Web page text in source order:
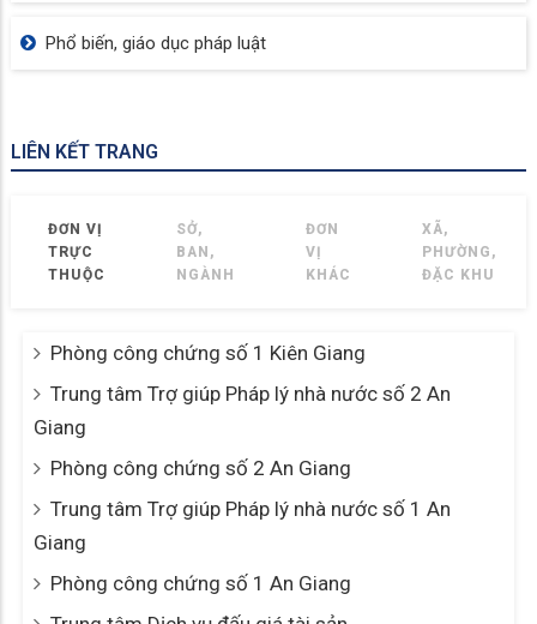
Phổ biến, giáo dục pháp luật
LIÊN KẾT TRANG
ĐƠN VỊ
TRỰC
THUỘC
SỞ,
BAN,
NGÀNH
ĐƠN
VỊ
KHÁC
XÃ,
PHƯỜNG,
ĐẶC KHU
Phòng công chứng số 1 Kiên Giang
Trung tâm Trợ giúp Pháp lý nhà nước số 2 An
Giang
Phòng công chứng số 2 An Giang
Trung tâm Trợ giúp Pháp lý nhà nước số 1 An
Giang
Phòng công chứng số 1 An Giang